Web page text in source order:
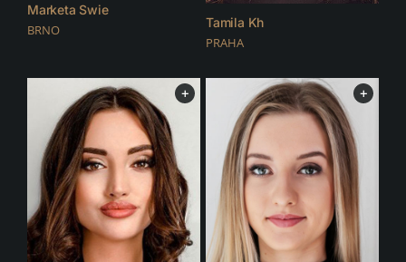
Marketa Swie
BRNO Tamila Kh
PRAHA
+ +